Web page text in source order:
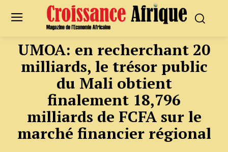
UMOA: en recherchant 20
milliards, le trésor public
du Mali obtient
finalement 18,796
milliards de FCFA sur le
marché financier régional